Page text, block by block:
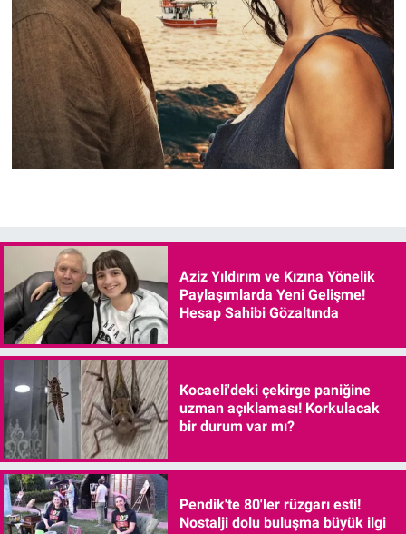
Aziz Yıldırım ve Kızına Yönelik
Paylaşımlarda Yeni Gelişme!
Hesap Sahibi Gözaltında
Kocaeli'deki çekirge paniğine
uzman açıklaması! Korkulacak
bir durum var mı?
Pendik'te 80'ler rüzgarı esti!
Nostalji dolu buluşma büyük ilgi